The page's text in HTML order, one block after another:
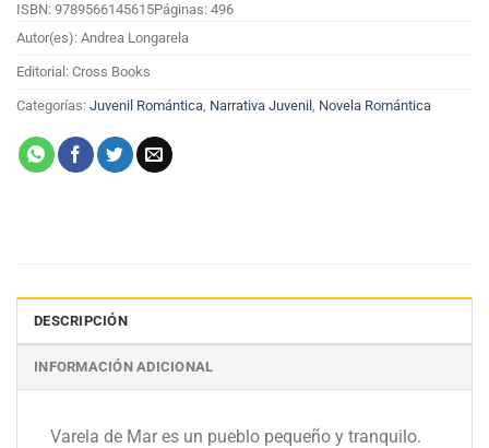
ISBN: 9789566145615Páginas: 496
Autor(es): Andrea Longarela
Editorial: Cross Books
Categorías: Juvenil Romántica, Narrativa Juvenil , Novela Romántica
DESCRIPCIÓN
INFORMACIÓN ADICIONAL
Varela de Mar es un pueblo pequeño y tranquilo.